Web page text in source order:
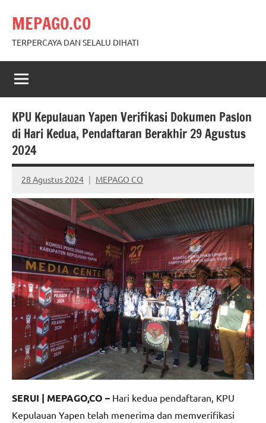
content
MEPAGO.CO
TERPERCAYA DAN SELALU DIHATI
KPU Kepulauan Yapen Verifikasi Dokumen Paslon
di Hari Kedua, Pendaftaran Berakhir 29 Agustus
2024
28 Agustus 2024 MEPAGO CO
No
comments
SERUI | MEPAGO,CO – Hari kedua pendaftaran, KPU
Kepulauan Yapen telah menerima dan memverifikasi